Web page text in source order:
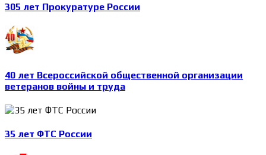
305 лет Прокуратуре России
40 лет Всероссийской общественной организации
ветеранов войны и труда
35 лет ФТС России